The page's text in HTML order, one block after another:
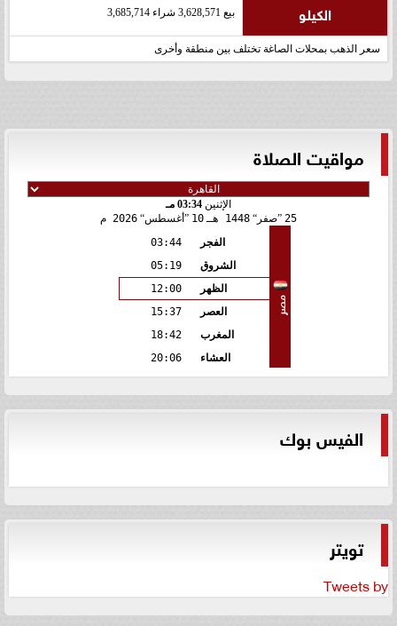
الكيلو بيع 3,628,571 شراء 3,685,714
سعر الذهب بمحلات الصاغة تختلف بين منطقة وأخرى
مواقيت الصلاة
الإثنين 03:34 مـ
25 صفر 1448 هـ 10 أغسطس 2026 م
مصر
الفجر
03:44
الشروق
05:19
الظهر
12:00
العصر
15:37
المغرب
18:42
العشاء
20:06
الفيس بوك
تويتر
Tweets by